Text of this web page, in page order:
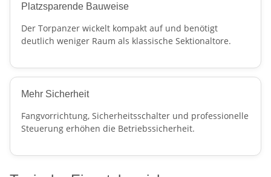
Platzsparende Bauweise
Der Torpanzer wickelt kompakt auf und benötigt
deutlich weniger Raum als klassische Sektionaltore.
Mehr Sicherheit
Fangvorrichtung, Sicherheitsschalter und professionelle
Steuerung erhöhen die Betriebssicherheit.